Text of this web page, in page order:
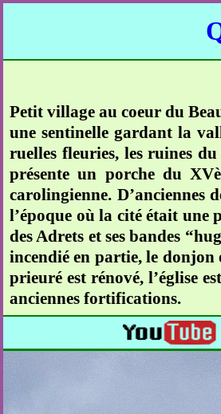
Petit village au coeur du
une sentinelle gardant la
ruelles fleuries, les ruines
présente un porche du
carolingienne. D’anciennes
l’époque où la cité était une
des Adrets et ses bandes
incendié en partie, le donjon
prieuré est rénové, l’église
anciennes fortifications.